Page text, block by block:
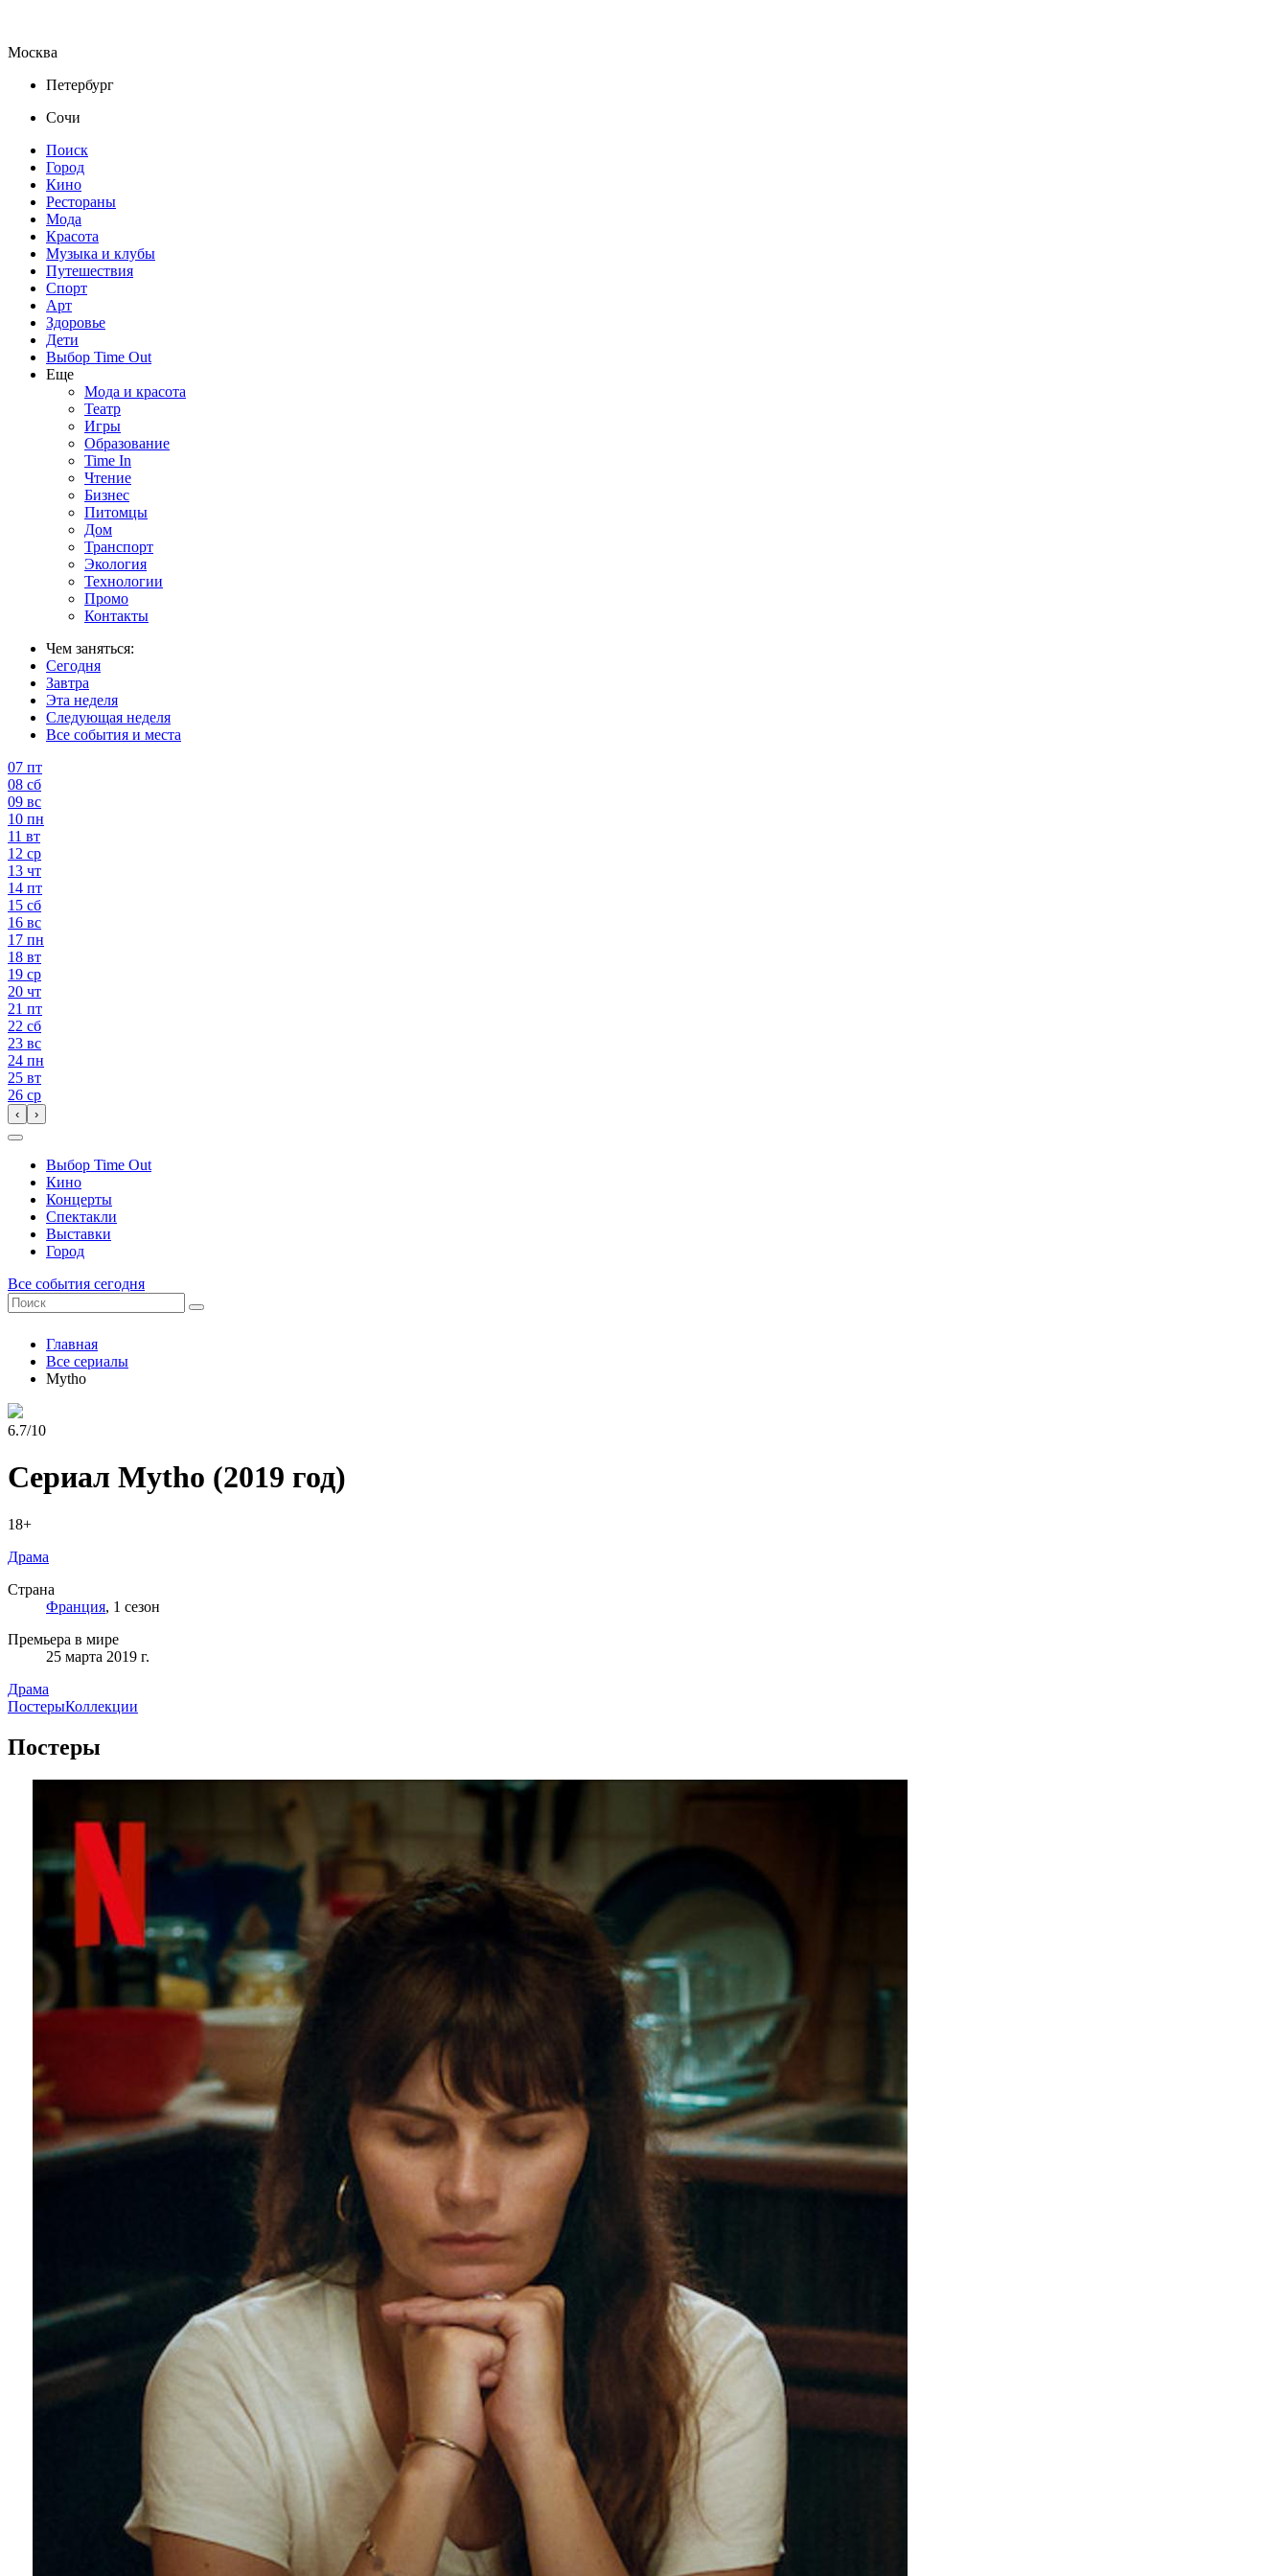
Москва
Петербург
Сочи
Поиск
Город
Кино
Рестораны
Мода
Красота
Музыка и клубы
Путешествия
Спорт
Арт
Здоровье
Дети
Выбор Time Out
Еще
Мода и красота
Театр
Игры
Образование
Time In
Чтение
Бизнес
Питомцы
Дом
Транспорт
Экология
Технологии
Промо
Контакты
Чем заняться:
Сегодня
Завтра
Эта неделя
Следующая неделя
Все события и места
07 пт
08 сб
09 вс
10 пн
11 вт
12 ср
13 чт
14 пт
15 сб
16 вс
17 пн
18 вт
19 ср
20 чт
21 пт
22 сб
23 вс
24 пн
25 вт
26 ср
‹ ›
Выбор Time Out
Кино
Концерты
Спектакли
Выставки
Город
Все события сегодня
Главная
Все сериалы
Mytho
6.7/10
Сериал Mytho (2019 год)
18+
Драма
Страна
Франция, 1 сезон
Премьера в мире
25 марта 2019 г.
Драма
ПостерыКоллекции
Постеры